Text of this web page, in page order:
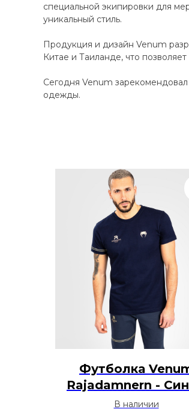
специальной экипировки для
уникальный стиль.
Продукция и дизайн Venum
Китае и Таиланде, что
Сегодня Venum
одежды.
Футболка
Rajadamnern -
В наличии